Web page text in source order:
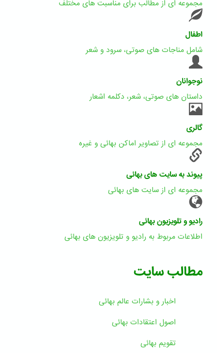
مجموعه ای از مطالب برای مناسبت های مختلف
اطفال
شامل مناجات های صوتی، سرود و شعر
نوجوانان
داستان های صوتی، شعر، دکلمه اشعار
گالری
مجموعه ای از تصاویر اماکن بهائی و غیره
پیوند به سایت های بهائی
مجموعه ای از سایت های بهائی
رادیو و تلویزیون بهائی
اطلاعات مربوط به رادیو و تلویزیون های بهائی
مطالب سایت
اخبار و بشارات عالم بهائى
اصول اعتقادات بهائی
تقویم بهائی